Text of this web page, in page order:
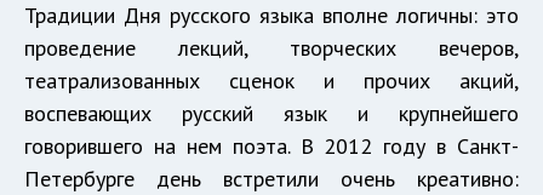
Традиции Дня русского языка вполне логичны: это
проведение лекций, творческих вечеров,
театрализованных сценок и прочих акций,
воспевающих русский язык и крупнейшего
говорившего на нем поэта. В 2012 году в Санкт-
Петербурге день встретили очень креативно: